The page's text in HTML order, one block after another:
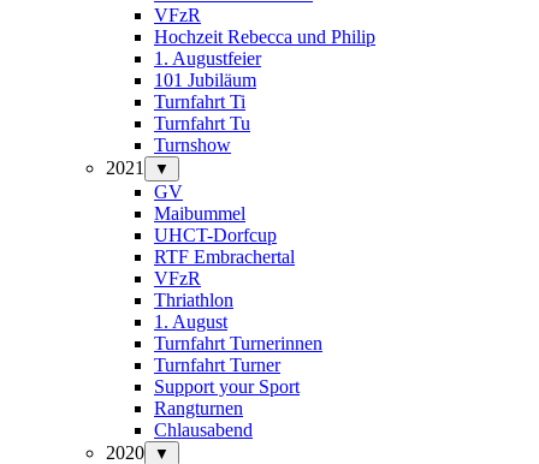
VFzR
Hochzeit Rebecca und Philip
1. Augustfeier
101 Jubiläum
Turnfahrt Ti
Turnfahrt Tu
Turnshow
2021
▼
GV
Maibummel
UHCT-Dorfcup
RTF Embrachertal
VFzR
Thriathlon
1. August
Turnfahrt Turnerinnen
Turnfahrt Turner
Support your Sport
Rangturnen
Chlausabend
2020
▼